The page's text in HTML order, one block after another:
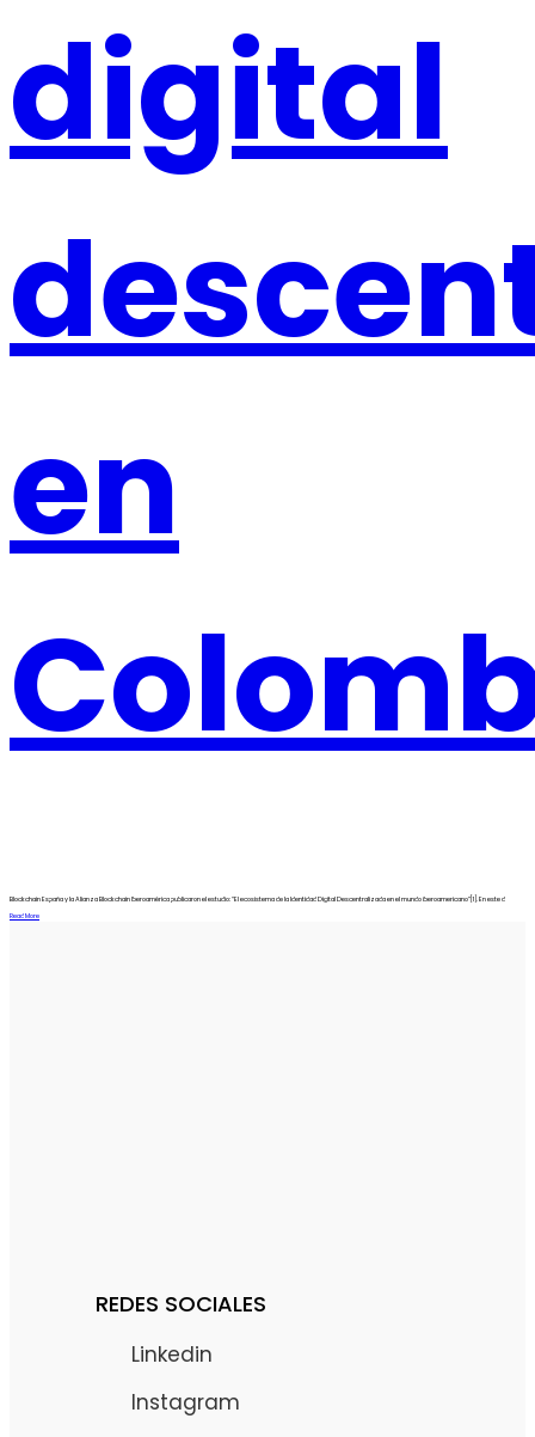
digital
en
Blockchain España y la Alianza Blockchain Iberoamérica publicaron el estudio: “El ecosistema de la Identidad Digital Descentralizada en el mundo iberoamericano”[1]. En este d
Read More
REDES SOCIALES
Linkedin
Instagram